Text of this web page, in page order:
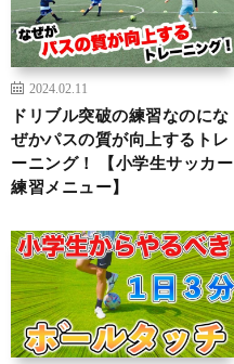
2024.02.11
ドリブル突破の練習なのにな
ぜかパスの質が向上するトレ
ーニング！ 【小学生サッカー
練習メニュー】